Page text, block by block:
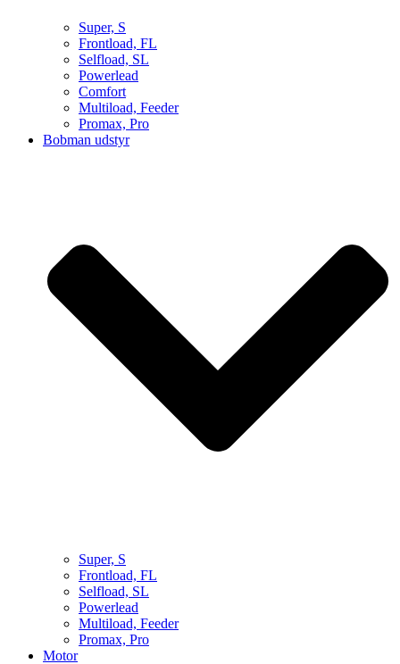
Super, S
Frontload, FL
Selfload, SL
Powerlead
Comfort
Multiload, Feeder
Promax, Pro
Bobman udstyr
Super, S
Frontload, FL
Selfload, SL
Powerlead
Multiload, Feeder
Promax, Pro
Motor